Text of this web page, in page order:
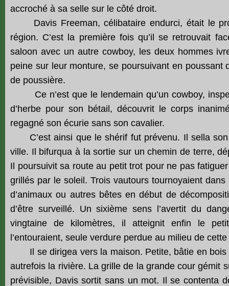
accroché à sa selle sur le côté droit.
Davis Freeman, célibataire endurci, était le
région. C’est la première fois qu’il se retrouvait
saloon avec un autre cowboy, les deux hommes
peine sur leur monture, se poursuivant en
de poussière.
Ce n’est que le lendemain qu’un cowboy,
d’herbe pour son bétail, découvrit le corps
regagné son écurie sans son cavalier.
C’est ainsi que le shérif fut prévenu. Il sella son
ville. Il bifurqua à la sortie sur un chemin de terre,
Il poursuivit sa route au petit trot pour ne pas
grillés par le soleil. Trois vautours tournoyaient
d’animaux ou autres bêtes en début de
d’être surveillé. Un sixième sens l’avertit du
vingtaine de kilomètres, il atteignit enfin le
l’entouraient, seule verdure perdue au milieu de
Il se dirigea vers la maison. Petite, bâtie en bois
autrefois la rivière. La grille de la grande cour gémit
prévisible, Davis sortit sans un mot. Il se contenta